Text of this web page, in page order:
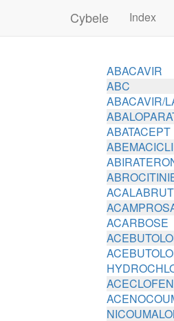
Cybele Index
ABACAVIR
ABC
ABACAVIR/
ABATACEPT
ACARBOSE